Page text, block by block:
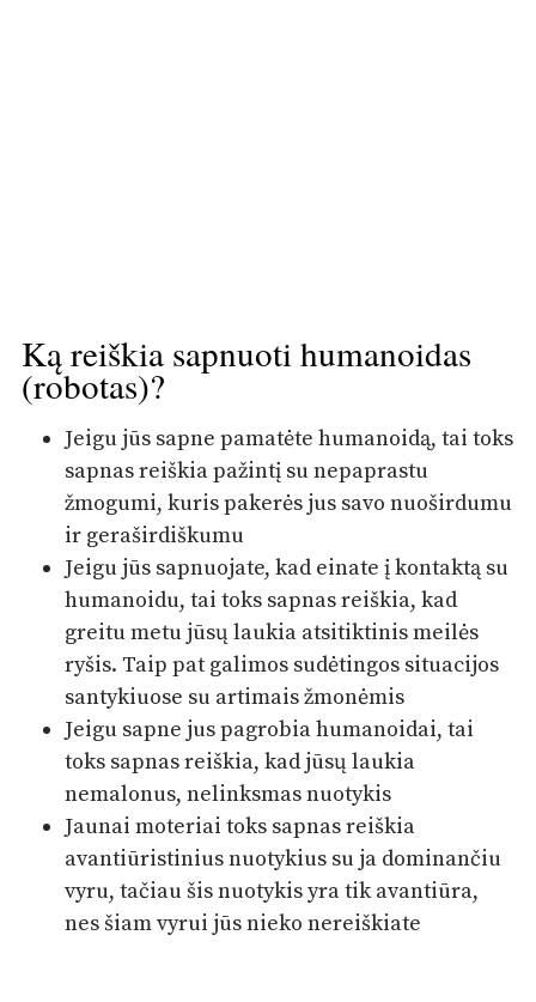
Ką reiškia sapnuoti humanoidas
(robotas)?
Jeigu jūs sapne pamatėte humanoidą, tai toks
sapnas reiškia pažintį su nepaprastu
žmogumi, kuris pakerės jus savo nuoširdumu
ir geraširdiškumu
Jeigu jūs sapnuojate, kad einate į kontaktą su
humanoidu, tai toks sapnas reiškia, kad
greitu metu jūsų laukia atsitiktinis meilės
ryšis. Taip pat galimos sudėtingos situacijos
santykiuose su artimais žmonėmis
Jeigu sapne jus pagrobia humanoidai, tai
toks sapnas reiškia, kad jūsų laukia
nemalonus, nelinksmas nuotykis
Jaunai moteriai toks sapnas reiškia
avantiūristinius nuotykius su ja dominančiu
vyru, tačiau šis nuotykis yra tik avantiūra,
nes šiam vyrui jūs nieko nereiškiate